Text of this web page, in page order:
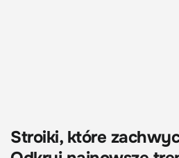
Stroiki, które